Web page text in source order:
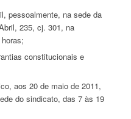
pessoalmente, na sede da
235, cj. 301, na
constitucionais e
aos 20 de maio de 2011,
do sindicato, das 7 às 19